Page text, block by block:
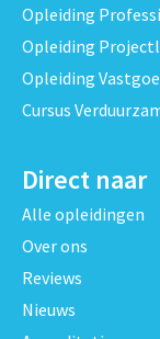
Opleiding
Opleiding
Opleiding
Cursus
Direct naar
Alle opleidingen
Over ons
Reviews
Nieuws